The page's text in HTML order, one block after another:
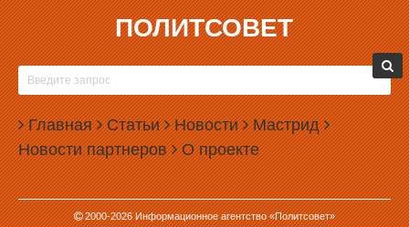
ПОЛИТСОВЕТ
Главная Статьи Новости Мастрид
Новости партнеров О проекте
2000-2026Информационное агентство «Политсовет»
13.04.2010, 07:17
АЛЕКСЕЙ ДЫМОВСКИЙ ДАЛ ДМИТРИЮ
МЕДВЕДЕВУ ПОЛГОДА ДЛЯ НАВЕДЕНИЯ
ПОРЯДКА В СТРАНЕ
Экс-милиционер Алексей Дымовский записал два новых
видеообращения, в одном из которых рассказал о фактах
коррупции в милиции Новороссийска и Краснодарского края. Как
сообщает «Росбалт», по словам Дымовского, вновь обратиться к
жанру видеообращения его заставила блокада в СМИ: по его